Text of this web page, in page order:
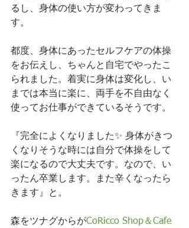
るし、身体の使い方が変わってきま
す。
都度、身体にあったセルフケアの体操
をお伝えし、ちゃんと自宅でやったこ
られました。着実に身体は変化し、い
までは本当に楽に、両手を不自由なく
使ってお仕事ができているそうです。
『完全によくなりました✨ 身体がきつ
くなりそうな時には自分で体操をして
楽になるので大丈夫です。なので、い
ったん卒業します。また辛くなったら
きます』と。
森をツナグからがCoRicco Shop＆Cafe